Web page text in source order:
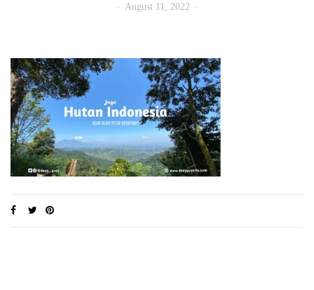
August 11, 2022